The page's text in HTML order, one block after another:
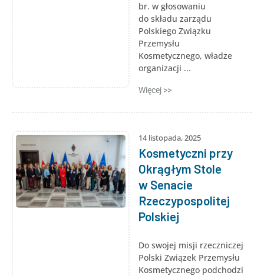
br. w głosowaniu
do składu zarządu
Polskiego Związku
Przemysłu
Kosmetycznego, władze
organizacji ...
Więcej >>
14 listopada, 2025
Kosmetyczni przy
Okrągłym Stole
w Senacie
Rzeczypospolitej
Polskiej
Do swojej misji rzeczniczej
Polski Związek Przemysłu
Kosmetycznego podchodzi